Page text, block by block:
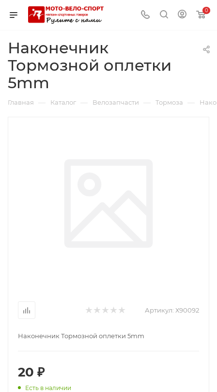
0
Наконечник
Тормозной оплетки
5mm
Главная — Каталог — Велозапчасти — Тормоза —
Артикул: Х90092
Наконечник Тормозной оплетки 5mm
20 ₽
Есть в наличии